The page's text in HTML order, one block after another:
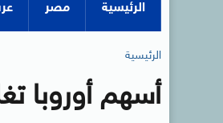
الرئيسية مصر
الرئيسية
أسهم أوروبا